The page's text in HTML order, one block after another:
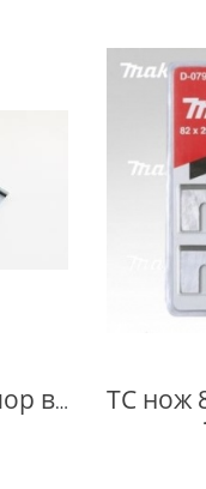
Параллельный упор в сборе KP0810 122785-9 122785-9